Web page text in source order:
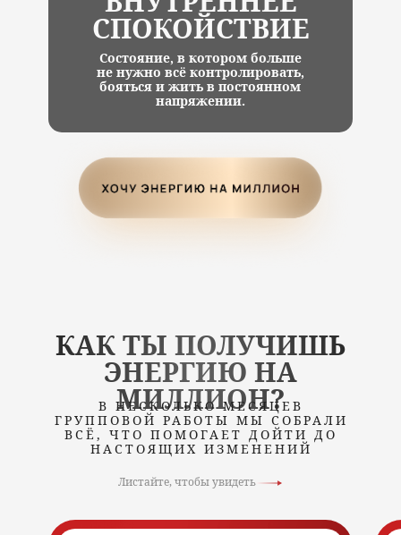
СПОКОЙСТВИЕ
Состояние, в котором больше
не нужно всё контролировать,
бояться и жить в постоянном
напряжении.
В НЕСКОЛЬКО МЕСЯЦЕВ
ГРУППОВОЙ РАБОТЫ МЫ СОБРАЛИ
ВСЁ, ЧТО ПОМОГАЕТ ДОЙТИ ДО
НАСТОЯЩИХ ИЗМЕНЕНИЙ
КАК ТЫ ПОЛУЧИШЬ
ЭНЕРГИЮ НА
МИЛЛИОН?
Листайте, чтобы увидеть